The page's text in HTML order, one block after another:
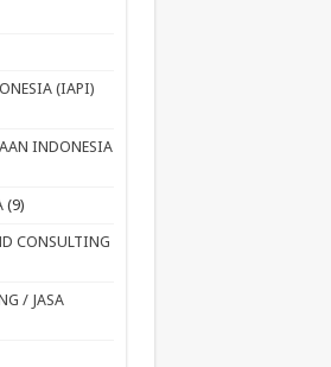
(IAPI)
INDONESIA
(9)
CONSULTING
/ JASA